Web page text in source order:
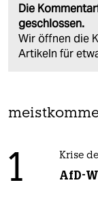
Die
geschlossen.
Wir öffnen die
Artikeln für
1 Krise
AfD-